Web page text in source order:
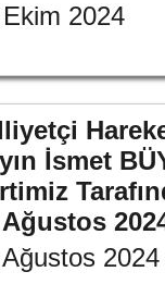
2024
İsmet
2024